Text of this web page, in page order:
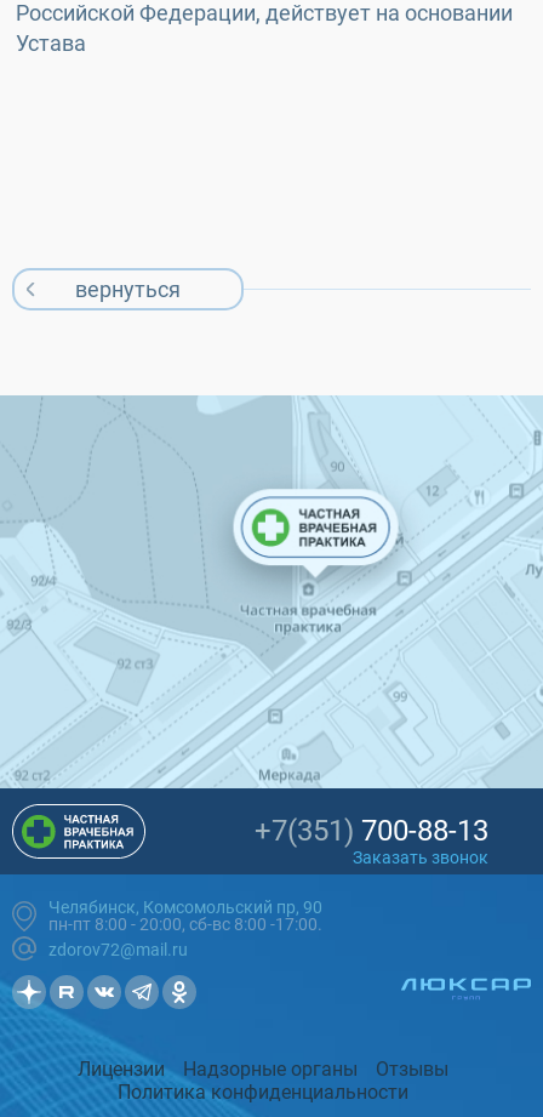
Российской Федерации, действует на основании
Устава
вернуться
+7(351) 700-88-13
Заказать звонок
Челябинск, Комсомольский пр, 90
пн-пт 8:00 - 20:00, сб-вс 8:00 -17:00.
zdorov72@mail.ru
Лицензии Надзорные органы
Отзывы
Политика конфиденциальности